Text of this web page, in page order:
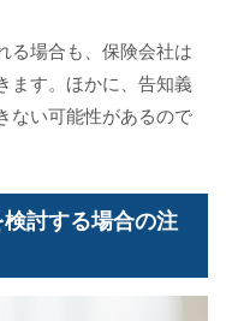
る場合も、保険会社は
ます。ほかに、告知義
ない可能性があるので
討する場合の注